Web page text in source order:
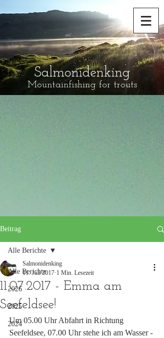
Salmonidenking
Mountainfishing for trouts
Beitrag
Alle Berichte
2026
2025
2024
Alle Berichte
11.07.2017 - Emma am
Seefeldsee!
Salmonidenking
11. Juli 2017 1 Min. Lesezeit
Um 05.00 Uhr Abfahrt in Richtung
Seefeldsee, 07.00 Uhr stehe ich am Wasser -